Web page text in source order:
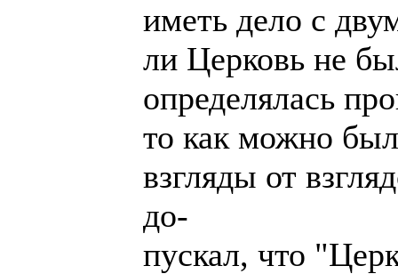
иметь дело с
ли Церковь не
определялась
то как можно
взгляды от
до-
пускал, что